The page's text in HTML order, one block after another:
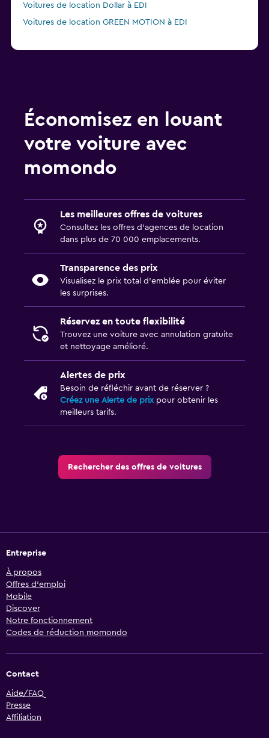
Voitures de location Dollar à EDI
Voitures de location GREEN MOTION à EDI
Économisez en louant
votre voiture avec
momondo
Les meilleures offres de voitures
Consultez les offres d’agences de location
dans plus de 70 000 emplacements.
Transparence des prix
Visualisez le prix total d’emblée pour éviter
les surprises.
Réservez en toute flexibilité
Trouvez une voiture avec annulation gratuite
et nettoyage amélioré.
Alertes de prix
Besoin de réfléchir avant de réserver ?
Créez une Alerte de prixpour obtenir les
meilleurs tarifs.
Rechercher des offres de voitures
Entreprise
À propos
Offres d’emploi
Mobile
Discover
Notre fonctionnement
Codes de réduction momondo
Contact
Aide/FAQ
Presse
Affiliation